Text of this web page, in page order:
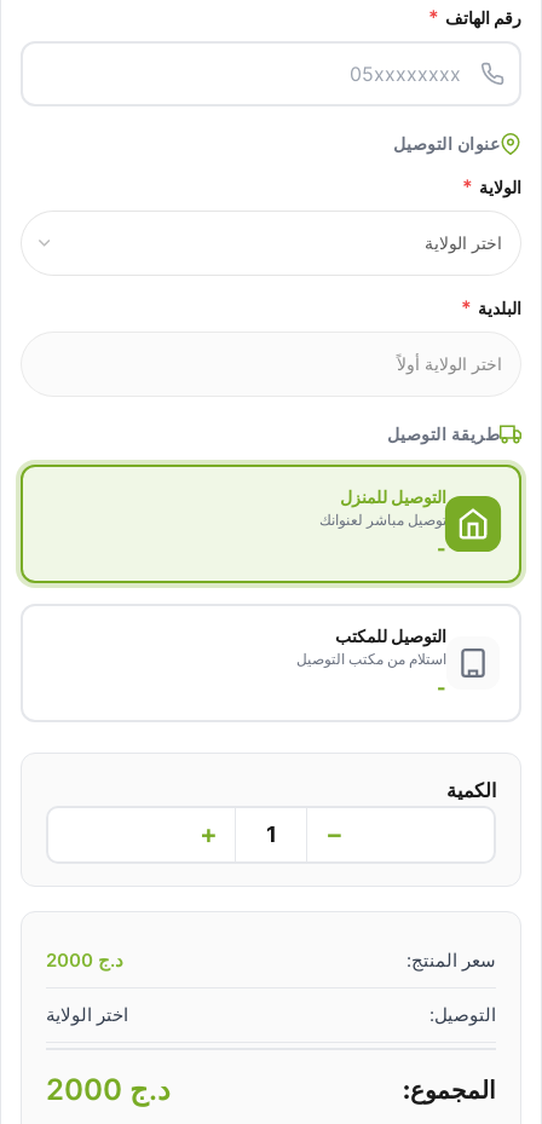
رقم الهاتف *
عنوان التوصيل
الولاية *
البلدية *
طريقة التوصيل
التوصيل للمنزل
توصيل مباشر لعنوانك
-
التوصيل للمكتب
استلام من مكتب التوصيل
-
الكمية
−
+
سعر المنتج: د.ج
التوصيل: اختر الولاية
المجموع: د.ج